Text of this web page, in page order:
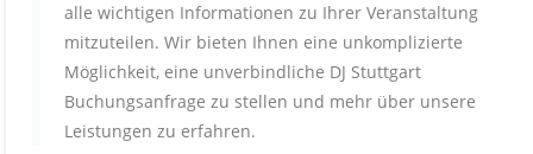
alle wichtigen Informationen zu Ihrer Veranstaltung
mitzuteilen. Wir bieten Ihnen eine unkomplizierte
Möglichkeit, eine unverbindliche DJ Stuttgart
Buchungsanfrage zu stellen und mehr über unsere
Leistungen zu erfahren.